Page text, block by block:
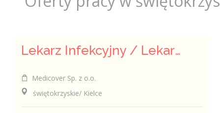
Lekarz Infekcyjny / Lekarka Infekcyjna
Medicover Sp. z o.o.
świętokrzyskie/ Kielce